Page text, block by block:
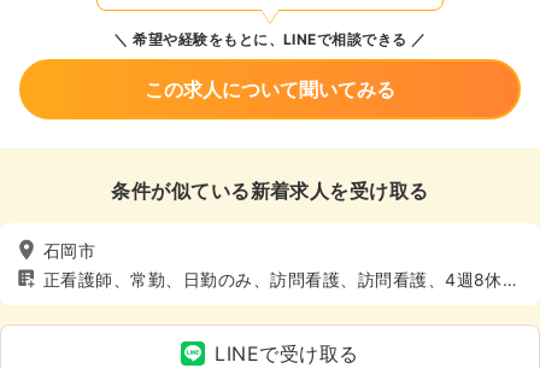
希望や経験をもとに、LINEで相談できる
この求人について聞いてみる
条件が似ている新着求人を受け取る
石岡市
正看護師、常勤、日勤のみ、訪問看護、訪問看護、4週8休以
上
LINEで受け取る